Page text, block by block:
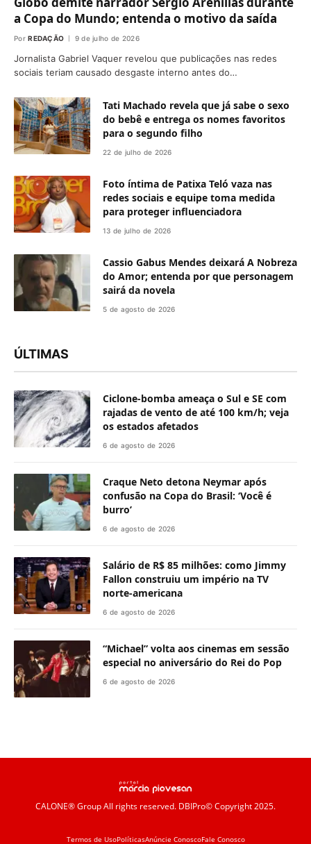
a Copa do Mundo; entenda o motivo da saída
Por REDAÇÃO 9 de julho de 2026
Jornalista Gabriel Vaquer revelou que publicações nas redes
sociais teriam causado desgaste interno antes do…
Tati Machado revela que já sabe o sexo
do bebê e entrega os nomes favoritos
para o segundo filho
22 de julho de 2026
Foto íntima de Patixa Teló vaza nas
redes sociais e equipe toma medida
para proteger influenciadora
13 de julho de 2026
Cassio Gabus Mendes deixará A Nobreza
do Amor; entenda por que personagem
sairá da novela
5 de agosto de 2026
ÚLTIMAS
Ciclone-bomba ameaça o Sul e SE com
rajadas de vento de até 100 km/h; veja
os estados afetados
6 de agosto de 2026
Craque Neto detona Neymar após
confusão na Copa do Brasil: ‘Você é
burro’
6 de agosto de 2026
Salário de R$ 85 milhões: como Jimmy
Fallon construiu um império na TV
norte-americana
6 de agosto de 2026
“Michael” volta aos cinemas em sessão
especial no aniversário do Rei do Pop
6 de agosto de 2026
CALONE® GroupAll rights reserved. DBIPro© Copyright 2025.
Termos de UsoPolíticasAnúncie ConoscoFale Conosco